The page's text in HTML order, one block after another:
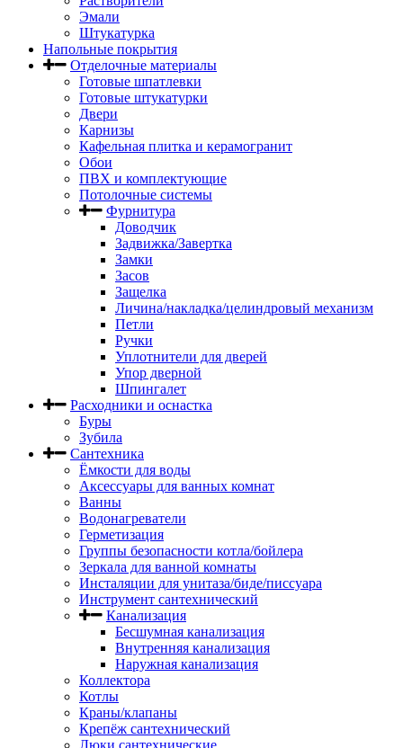
Эмали
Штукатурка
Напольные покрытия
Отделочные материалы
Готовые шпатлевки
Готовые штукатурки
Двери
Карнизы
Кафельная плитка и керамогранит
Обои
ПВХ и комплектующие
Потолочные системы
Фурнитура
Доводчик
Задвижка/Завертка
Замки
Засов
Защелка
Личина/накладка/целиндровый механизм
Петли
Ручки
Уплотнители для дверей
Упор дверной
Шпингалет
Расходники и оснастка
Буры
Зубила
Сантехника
Ёмкости для воды
Аксессуары для ванных комнат
Ванны
Водонагреватели
Герметизация
Группы безопасности котла/бойлера
Зеркала для ванной комнаты
Инсталяции для унитаза/биде/писсуара
Инструмент сантехнический
Канализация
Бесшумная канализация
Внутренняя канализация
Наружная канализация
Коллектора
Котлы
Краны/клапаны
Крепёж сантехнический
Люки сантехнические